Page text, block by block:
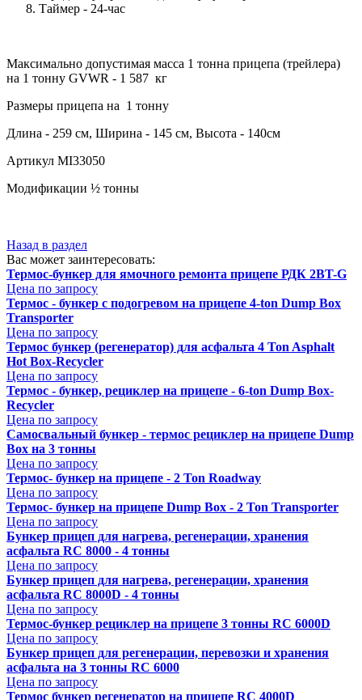
Таймер - 24-час
Максимально допустимая масса 1 тонна прицепа (трейлера)
на 1 тонну GVWR - 1 587 кг
Размеры прицепа на 1 тонну
Длина - 259 см, Ширина - 145 см, Высота - 140см
Артикул MI33050
Модификации ½ тонны
Назад в раздел
Вас может заинтересовать:
Термос-бункер для ямочного ремонта прицепе РДК 2BT-G
Цена по запросу
Термос - бункер с подогревом на прицепе 4-ton Dump Box
Transporter
Цена по запросу
Термос бункер (регенератор) для асфальта 4 Ton Asphalt
Hot Box-Recycler
Цена по запросу
Термос - бункер, рециклер на прицепе - 6-ton Dump Box-
Recycler
Цена по запросу
Самосвальный бункер - термос рециклер на прицепе Dump
Box на 3 тонны
Цена по запросу
Термос- бункер на прицепе - 2 Ton Roadway
Цена по запросу
Термос- бункер на прицепе Dump Box - 2 Ton Transporter
Цена по запросу
Бункер прицеп для нагрева, регенерации, хранения
асфальта RC 8000 - 4 тонны
Цена по запросу
Бункер прицеп для нагрева, регенерации, хранения
асфальта RC 8000D - 4 тонны
Цена по запросу
Термос-бункер рециклер на прицепе 3 тонны RC 6000D
Цена по запросу
Бункер прицеп для регенерации, перевозки и хранения
асфальта на 3 тонны RC 6000
Цена по запросу
Термос бункер регенератор на прицепе RC 4000D